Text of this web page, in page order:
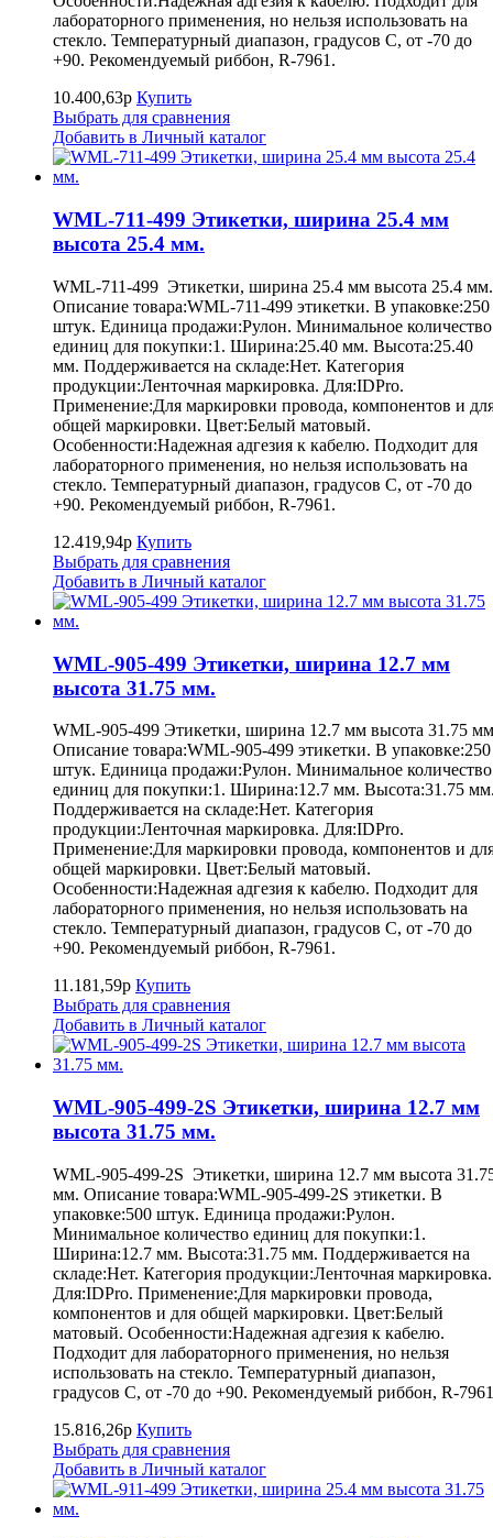
лабораторного применения, но нельзя использовать на
стекло. Температурный диапазон, градусов С, от -70 до
+90. Рекомендуемый риббон, R-7961.
10.400,63р Купить
Выбрать для сравнения
Добавить в Личный каталог
WML-711-499 Этикетки, ширина 25.4 мм
высота 25.4 мм.
WML-711-499 Этикетки, ширина 25.4 мм высота 25.4 мм.
Описание товара:WML-711-499 этикетки. В упаковке:250
штук. Единица продажи:Рулон. Минимальное количество
единиц для покупки:1. Ширина:25.40 мм. Высота:25.40
мм. Поддерживается на складе:Нет. Категория
продукции:Ленточная маркировка. Для:IDPro.
Применение:Для маркировки провода, компонентов и
общей маркировки. Цвет:Белый матовый.
Особенности:Надежная адгезия к кабелю. Подходит для
лабораторного применения, но нельзя использовать на
стекло. Температурный диапазон, градусов С, от -70 до
+90. Рекомендуемый риббон, R-7961.
12.419,94р Купить
Выбрать для сравнения
Добавить в Личный каталог
WML-905-499 Этикетки, ширина 12.7 мм
высота 31.75 мм.
WML-905-499 Этикетки, ширина 12.7 мм высота 31.75
Описание товара:WML-905-499 этикетки. В упаковке:250
штук. Единица продажи:Рулон. Минимальное количество
единиц для покупки:1. Ширина:12.7 мм. Высота:31.75
Поддерживается на складе:Нет. Категория
продукции:Ленточная маркировка. Для:IDPro.
Применение:Для маркировки провода, компонентов и
общей маркировки. Цвет:Белый матовый.
Особенности:Надежная адгезия к кабелю. Подходит для
лабораторного применения, но нельзя использовать на
стекло. Температурный диапазон, градусов С, от -70 до
+90. Рекомендуемый риббон, R-7961.
11.181,59р Купить
Выбрать для сравнения
Добавить в Личный каталог
WML-905-499-2S Этикетки, ширина 12.7 мм
высота 31.75 мм.
WML-905-499-2S Этикетки, ширина 12.7 мм высота
мм. Описание товара:WML-905-499-2S этикетки. В
упаковке:500 штук. Единица продажи:Рулон.
Минимальное количество единиц для покупки:1.
Ширина:12.7 мм. Высота:31.75 мм. Поддерживается на
складе:Нет. Категория продукции:Ленточная маркировка.
Для:IDPro. Применение:Для маркировки провода,
компонентов и для общей маркировки. Цвет:Белый
матовый. Особенности:Надежная адгезия к кабелю.
Подходит для лабораторного применения, но нельзя
использовать на стекло. Температурный диапазон,
градусов С, от -70 до +90. Рекомендуемый риббон, R-
15.816,26р Купить
Выбрать для сравнения
Добавить в Личный каталог